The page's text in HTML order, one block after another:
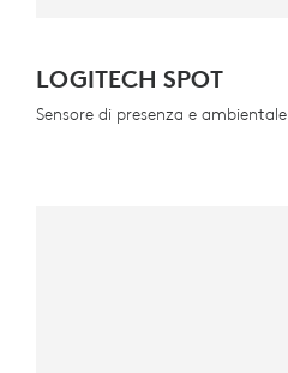
LOGITECH SPOT
Sensore di presenza e ambientale